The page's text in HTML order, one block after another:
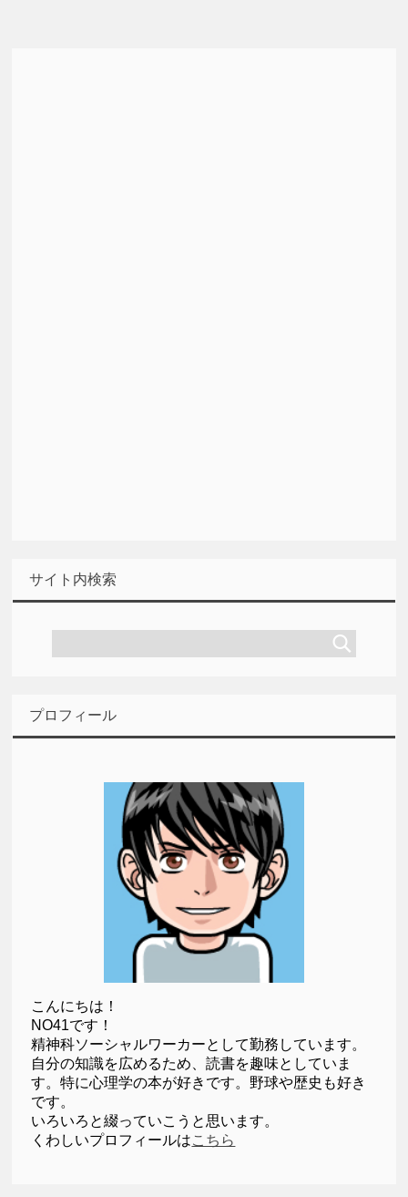
サイト内検索
プロフィール
こんにちは！
NO41です！
精神科ソーシャルワーカーとして勤務しています。
自分の知識を広めるため、読書を趣味としていま
す。特に心理学の本が好きです。野球や歴史も好き
です。
いろいろと綴っていこうと思います。
くわしいプロフィールはこちら